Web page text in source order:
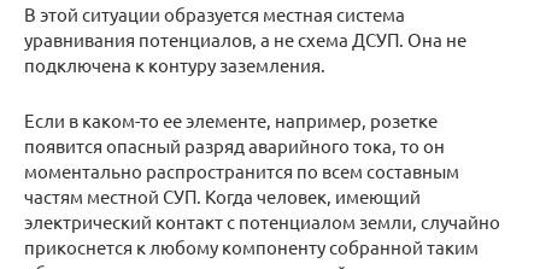
В этой ситуации образуется местная система
уравнивания потенциалов, а не схема ДСУП. Она не
подключена к контуру заземления.
Если в каком-то ее элементе, например, розетке
появится опасный разряд аварийного тока, то он
моментально распространится по всем составным
частям местной СУП. Когда человек, имеющий
электрический контакт с потенциалом земли, случайно
прикоснется к любому компоненту собранной таким